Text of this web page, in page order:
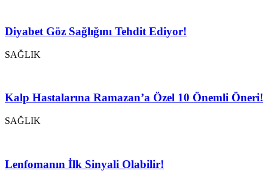
Diyabet Göz Sağlığını Tehdit Ediyor!
SAĞLIK
Kalp Hastalarına Ramazan’a Özel 10 Önemli Öneri!
SAĞLIK
Lenfomanın İlk Sinyali Olabilir!